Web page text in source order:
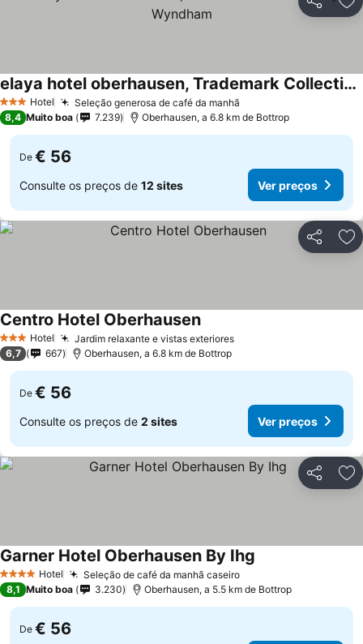
Partilhar
3 EstrelasHotel Seleção generosa de café da manhã
elaya hotel oberhausen, Trademark Collection by Wyndham
Ver preços
8,4 Muito boa 7.239 Oberhausen, a 6.8 km de Bottrop
De € 56
Consulte os preços de 12 sites Ver preços
Partilhar
3 EstrelasHotel Jardim relaxante e vistas exterioresVer preços
Centro Hotel OberhausenVer preços
6,7 667 Oberhausen, a 6.8 km de Bottrop
De € 56
Consulte os preços de 2 sites Ver preços
Partilhar
4 EstrelasHotel Seleção de café da manhã caseiroVer preços
Garner Hotel Oberhausen By Ihg
8,1 Muito boa 3.230 Oberhausen, a 5.5 km de Bottrop
De € 56